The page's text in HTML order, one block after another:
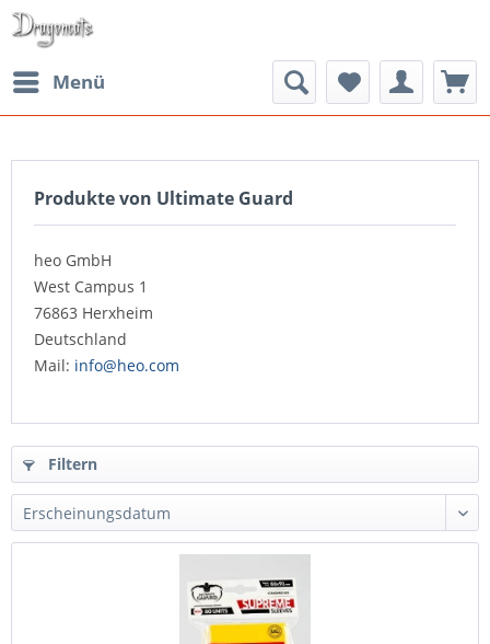
Menü
Produkte von Ultimate Guard
heo GmbH
West Campus 1
76863 Herxheim
Deutschland
Mail: info@heo.com
Filtern